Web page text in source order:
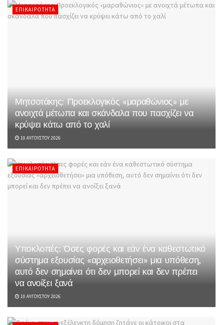
ΕΠΙΚΑΙΡΌΤΗΤΑ
Μητσοτάκης: Προεκλογικός «μαραθώνιος» με
ανοιχτά μέτωπα και σκάνδαλα που πασχίζει να
κρύψει κάτω από το χαλί
10 ΑΥΓΟΎΣΤΟΥ 2026
ΕΠΙΚΑΙΡΌΤΗΤΑ
Υποκλοπές: Όσες φορές και εάν ένα καθεστωτικό
σύστημα εξουσίας «αρχειοθετήσει» μια υπόθεση,
αυτό δεν σημαίνει ότι δεν μπορεί και δεν πρέπει
να ανοίξει ξανά
10 ΑΥΓΟΎΣΤΟΥ 2026